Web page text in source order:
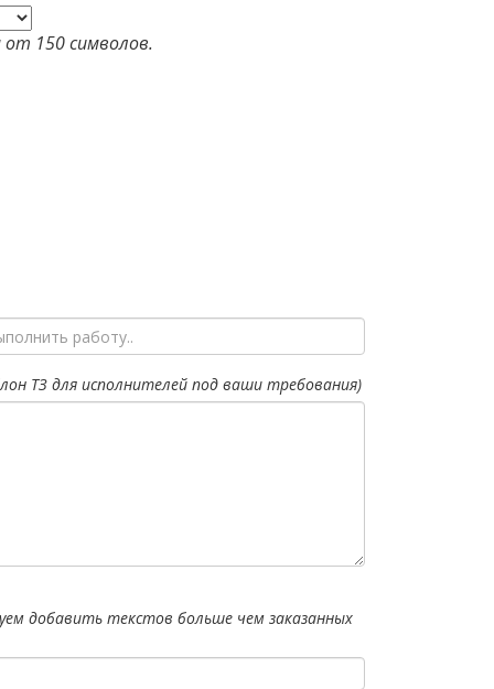
150 символов.
ТЗ для исполнителей под ваши требования)
добавить текстов больше чем заказанных